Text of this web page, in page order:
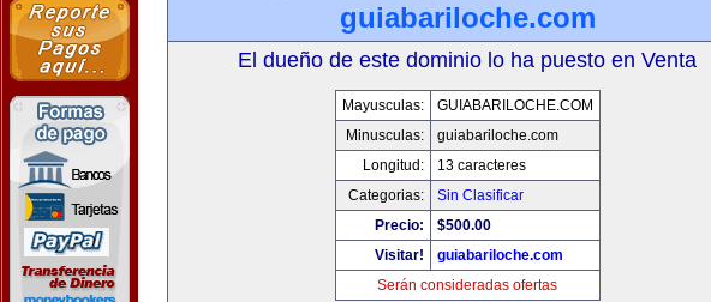
guiabariloche.com
El dueño de este dominio lo ha puesto en Venta
Mayusculas:
GUIABARILOCHE.COM
Minusculas:
guiabariloche.com
Longitud:
13 caracteres
Categorias:
Sin Clasificar
Precio:
$500.00
Visitar!
guiabariloche.com
Serán consideradas ofertas